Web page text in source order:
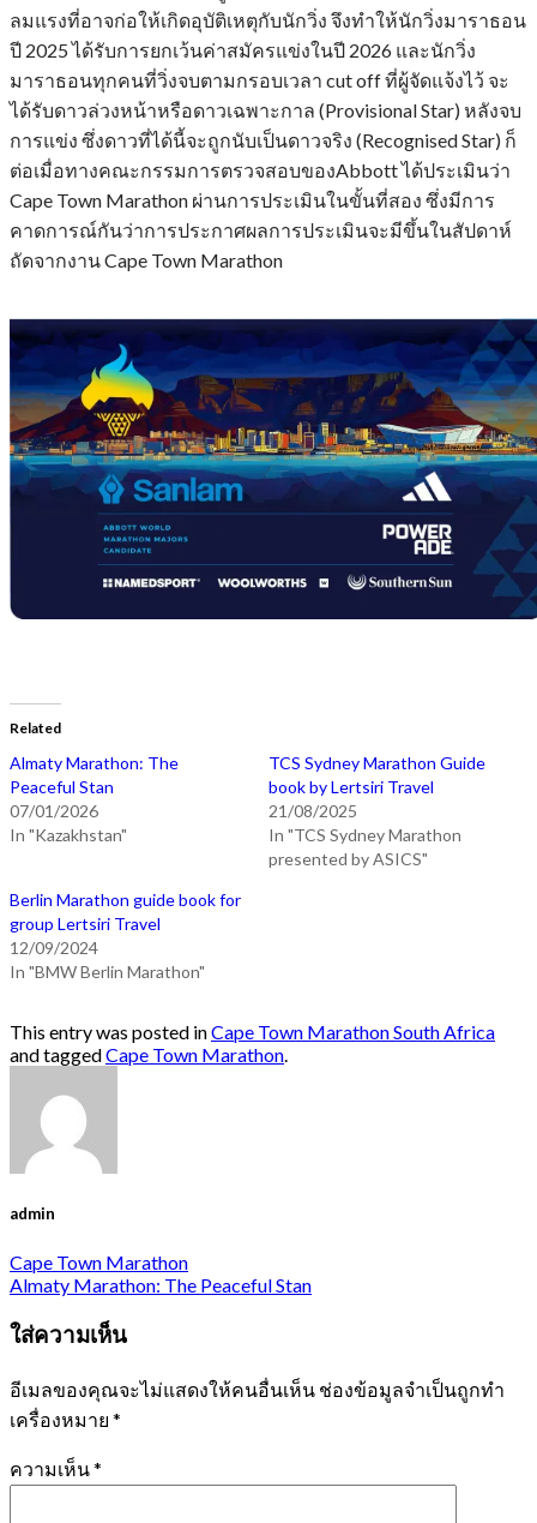
ลมแรงที่อาจก่อให้เกิดอุบัติเหตุกับนักวิ่ง จึงทำให้นักวิ่งมาราธอน
ปี 2025 ได้รับการยกเว้นค่าสมัครแข่งในปี 2026 และนักวิ่ง
มาราธอนทุกคนที่วิ่งจบตามกรอบเวลา cut off ที่ผู้จัดแจ้งไว้ จะ
ได้รับดาวล่วงหน้าหรือดาวเฉพาะกาล (Provisional Star) หลังจบ
การแข่ง ซึ่งดาวที่ได้นี้จะถูกนับเป็นดาวจริง (Recognised Star) ก็
ต่อเมื่อทางคณะกรรมการตรวจสอบของAbbott ได้ประเมินว่า
Cape Town Marathon ผ่านการประเมินในขั้นที่สอง ซึ่งมีการ
คาดการณ์กันว่าการประกาศผลการประเมินจะมีขึ้นในสัปดาห์
ถัดจากงาน Cape Town Marathon
Related
Almaty Marathon: The
Peaceful Stan
07/01/2026
In "Kazakhstan"
TCS Sydney Marathon Guide
book by Lertsiri Travel
21/08/2025
In "TCS Sydney Marathon
presented by ASICS"
Berlin Marathon guide book for
group Lertsiri Travel
12/09/2024
In "BMW Berlin Marathon"
This entry was posted inCape Town Marathon South Africa
and taggedCape Town Marathon.
admin
Cape Town Marathon
Almaty Marathon: The Peaceful Stan
ใส่ความเห็น
อีเมลของคุณจะไม่แสดงให้คนอื่นเห็น ช่องข้อมูลจำเป็นถูกทำ
เครื่องหมาย *
ความเห็น*